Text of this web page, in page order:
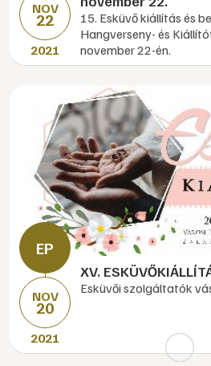
NOV
22
2021
15. Esküvő kiállítás és
Hangverseny- és
november 22-én.
NOV
20
2021
XV.
Esküvői szolgáltatók